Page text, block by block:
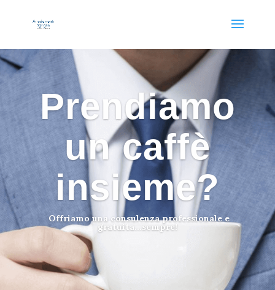
Prendiamo
un caffè
insieme?
Offriamo una consulenza professionale e
gratuita…sempre!